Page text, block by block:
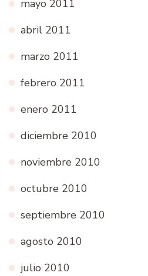
mayo 2011
abril 2011
marzo 2011
febrero 2011
enero 2011
diciembre 2010
noviembre 2010
octubre 2010
septiembre 2010
agosto 2010
julio 2010